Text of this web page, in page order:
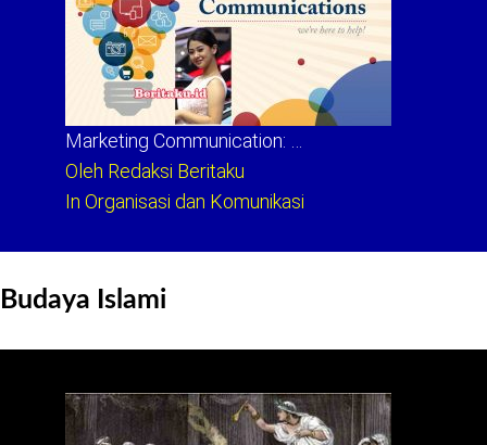
Marketing Communication: …
Oleh Redaksi Beritaku
In Organisasi dan Komunikasi
Budaya Islami